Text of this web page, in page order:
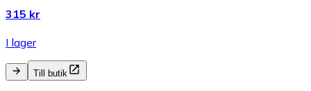
315 kr
I lager
Till butik